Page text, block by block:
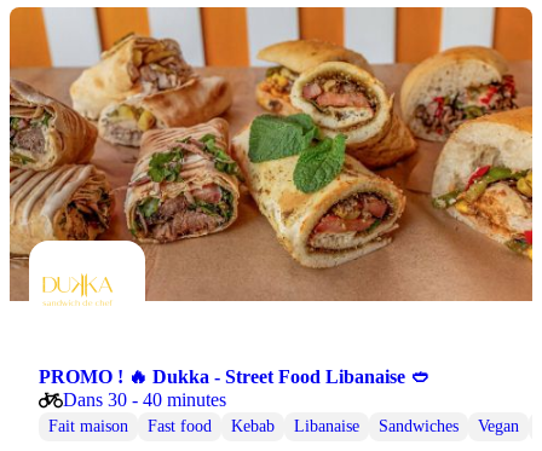
PROMO ! 🔥 Dukka - Street Food Libanaise 🥙
Dans 30 - 40 minutes
Fait maison Fast food Kebab Libanaise Sandwiches Vegan